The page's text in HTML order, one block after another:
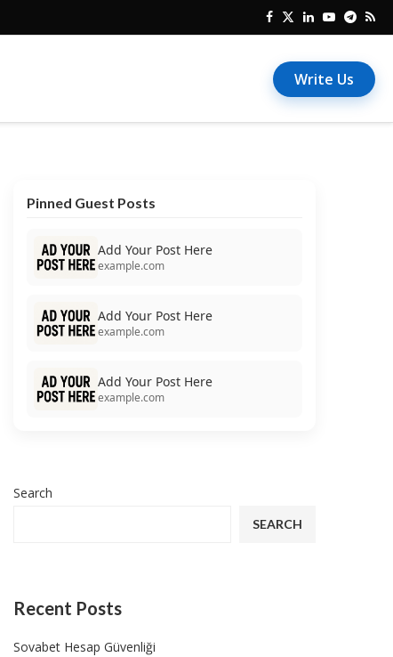
Write Us
Pinned Guest Posts
Add Your Post Here
example.com
Add Your Post Here
example.com
Add Your Post Here
example.com
Search
SEARCH
Recent Posts
Sovabet Hesap Güvenliği